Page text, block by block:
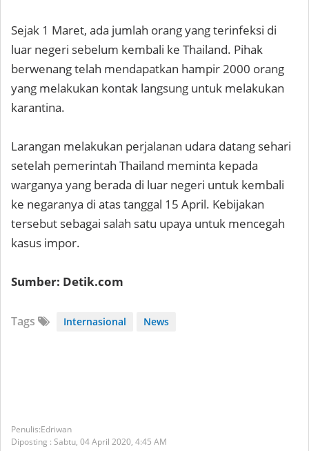
Sejak 1 Maret, ada jumlah orang yang terinfeksi di
luar negeri sebelum kembali ke Thailand. Pihak
berwenang telah mendapatkan hampir 2000 orang
yang melakukan kontak langsung untuk melakukan
karantina.
Larangan melakukan perjalanan udara datang sehari
setelah pemerintah Thailand meminta kepada
warganya yang berada di luar negeri untuk kembali
ke negaranya di atas tanggal 15 April. Kebijakan
tersebut sebagai salah satu upaya untuk mencegah
kasus impor.
Sumber: Detik.com
Tags Internasional News
Edriwan
Diposting : Sabtu, 04 April 2020, 4:45 AM